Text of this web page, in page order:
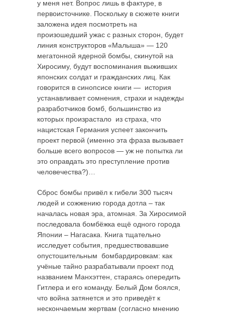
у меня нет. Вопрос лишь в фактуре, в
первоисточнике. Поскольку в сюжете книги
заложена идея посмотреть на
произошедший ужас с разных сторон, будет
линия конструкторов «Малыша» — 120
мегатонной ядерной бомбы, скинутой на
Хиросиму, будут воспоминания выживших
японских солдат и гражданских лиц. Как
говорится в синопсисе книги — история
устанавливает сомнения, страхи и надежды
разработчиков бомб, большинство из
которых произрастало из страха, что
нацистская Германия успеет закончить
проект первой (именно эта фраза вызывает
больше всего вопросов — уж не попытка ли
это оправдать это преступление против
человечества?)…
Сброс бомбы привёл к гибели 300 тысяч
людей и сожжению города дотла – так
началась новая эра, атомная. За Хиросимой
последовала бомбёжка ещё одного города
Японии – Нагасака. Книга тщательно
исследует события, предшествовавшие
опустошительным бомбардировкам: как
учёные тайно разрабатывали проект под
названием Манхэттен, стараясь опередить
Гитлера и его команду. Белый Дом боялся,
что война затянется и это приведёт к
нескончаемым жертвам (согласно мнению